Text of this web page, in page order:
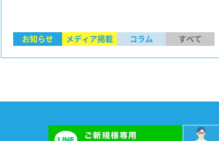
お知らせ メディア掲載 コラム すべて